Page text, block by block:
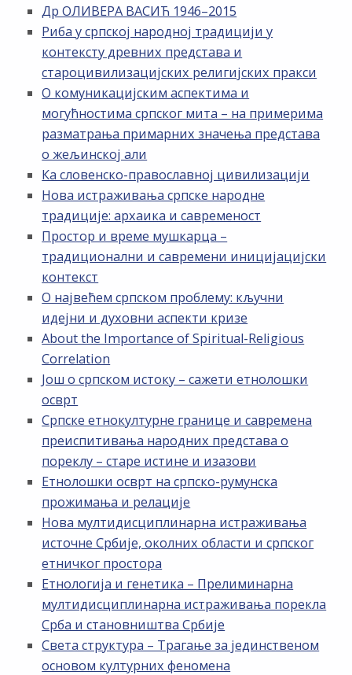
Др ОЛИВЕРА ВАСИЋ 1946–2015
Риба у српској народној традицији у
контексту древних представа и
староцивилизацијских религијских пракси
О комуникацијским аспектима и
могућностима српског мита – на примерима
разматрања примарних значења представа
о жељинској али
Ка словенско-православној цивилизацији
Нова истраживања српске народне
традиције: архаика и савременост
Простор и време мушкарца –
традиционални и савремени иницијацијски
контекст
О највећем српском проблему: кључни
идејни и духовни аспекти кризе
About the Importance of Spiritual-Religious
Correlation
Још о српском истоку – сажети етнолошки
осврт
Српске етнокултурне границе и савремена
преиспитивања народних представа о
пореклу – старе истине и изазови
Етнолошки осврт на српско-румунска
прожимања и релације
Нова мултидисциплинарна истраживања
источне Србије, околних области и српског
етничког простора
Етнологија и генетика – Прелиминарна
мултидисциплинарна истраживања порекла
Срба и становништва Србије
Света структура – Трагање за јединственом
основом културних феномена